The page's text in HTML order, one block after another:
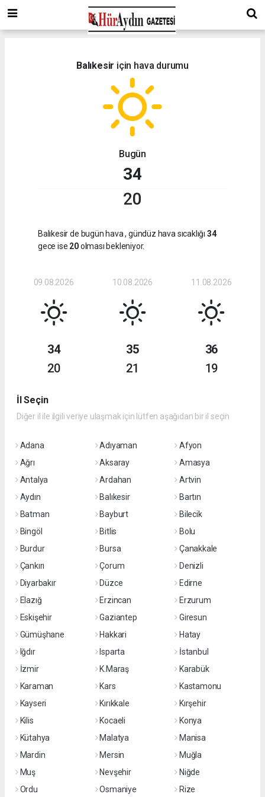
Balıkesir için hava durumu
Bugün
34
20
Balıkesir de bugün hava, gündüz hava sıcaklığı 34
gece ise 20olması bekleniyor.
09.08.2026
34
20
10.08.2026
35
21
11.08.2026
36
19
İl Seçin
Diğer il ile ilgili veriye ulaşmak için lütfen aşağıdan bir il seçin
Adana Adıyaman
Afyon
Ağrı
Aksaray
Amasya
Antalya
Ardahan
Artvin
Aydın
Balıkesir
Bartın
Batman
Bayburt
Bilecik
Bingöl
Bitlis
Bolu
Burdur
Bursa
Çanakkale
Çankırı
Çorum
Denizli
Diyarbakır
Düzce
Edirne
Elazığ
Erzincan
Erzurum
Eskişehir
Gaziantep
Giresun
Gümüşhane
Hakkari
Hatay
Iğdır
Isparta
İstanbul
İzmir
K.Maraş
Karabük
Karaman
Kars
Kastamonu
Kayseri
Kırıkkale
Kırşehir
Kilis
Kocaeli
Konya
Kütahya
Malatya
Manisa
Mardin
Mersin
Muğla
Muş
Nevşehir
Niğde
Ordu
Osmaniye Rize